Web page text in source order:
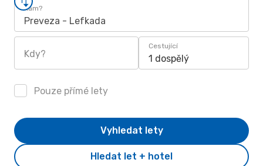
Kam?
Preveza - Lefkada
Kdy?
Cestující
1 dospělý
Pouze přímé lety
Hledat let + hotel
Vyhledat lety